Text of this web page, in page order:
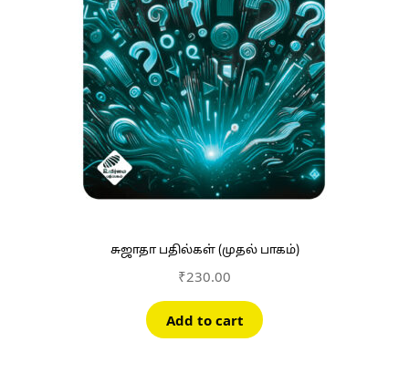
சுஜாதா பதில்கள் (முதல் பாகம்)
₹230.00
Add to cart